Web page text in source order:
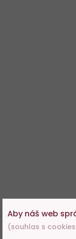
Aby náš web
(souhlas s